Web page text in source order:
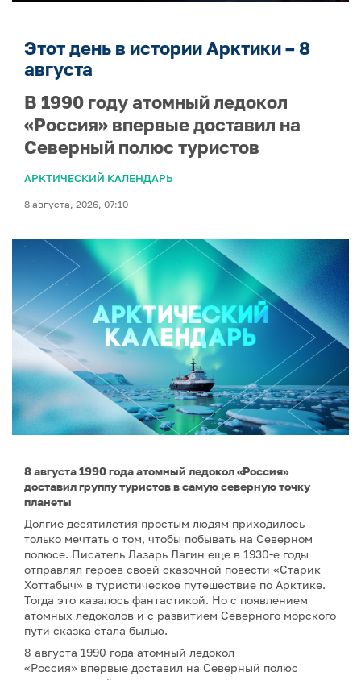
Этот день в истории Арктики – 8
августа
В 1990 году атомный ледокол
«Россия» впервые доставил на
Северный полюс туристов
АРКТИЧЕСКИЙ КАЛЕНДАРЬ
8 августа, 2026, 07:10
8 августа 1990 года атомный ледокол «Россия»
доставил группу туристов в самую северную точку
планеты
Долгие десятилетия простым людям приходилось
только мечтать о том, чтобы побывать на Северном
полюсе. Писатель Лазарь Лагин еще в 1930-е годы
отправлял героев своей сказочной повести «Старик
Хоттабыч» в туристическое путешествие по Арктике.
Тогда это казалось фантастикой. Но с появлением
атомных ледоколов и с развитием Северного морского
пути сказка стала былью.
8 августа 1990 года атомный ледокол
«Россия» впервые доставил на Северный полюс